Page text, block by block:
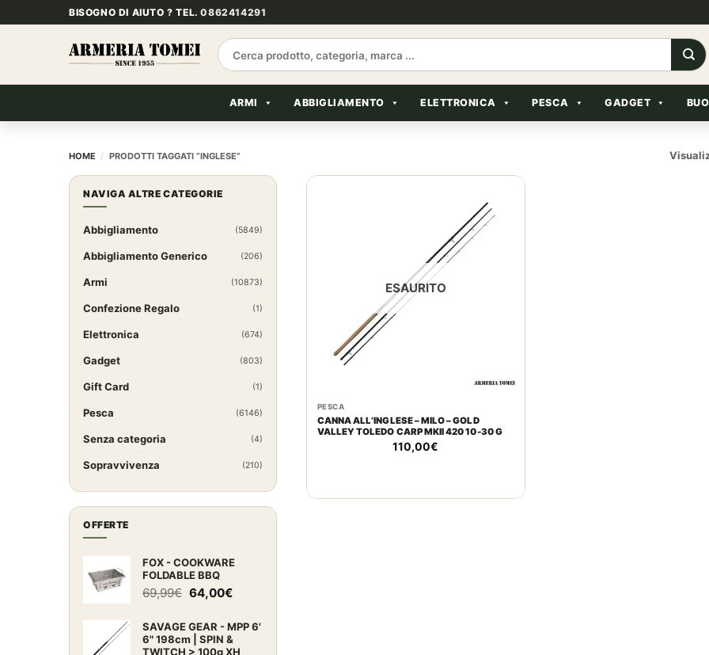
ai
BISOGNO DI AIUTO ? TEL.0862414291
Cerca:
ARMI ABBIGLIAMENTO ELETTRONICA PESCA GADGET
HOME / PRODOTTI TAGGATI “INGLESE”
NAVIGA ALTRE CATEGORIE
Abbigliamento (5849)
Abbigliamento Generico (206)
Armi (10873)
Confezione Regalo (1)
Elettronica (674)
Gadget (803)
Gift Card (1)
Pesca (6146)
Senza categoria (4)
Sopravvivenza (210)
OFFERTE
FOX - COOKWARE
FOLDABLE BBQ
69,99€ Il
originale
era:
64,00€Il
attuale
è:
SAVAGE GEAR - MPP 6'
6" 198cm | SPIN &
TWITCH > 100g XH
ESAURITO
PESCA
CANNA ALL’INGLESE – MILO – GOLD
VALLEY TOLEDO CARP MKII 420 10-30 G
110,00€